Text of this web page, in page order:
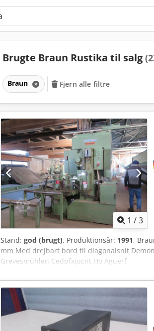
Brugte Braun Rustika til salg
Braun Fjern alle filtre
1 /3
Stand: god (brugt), Produktionsår: 1991,
mm Med drejbart bord til diagonalsnit
Grevesmühlen Cedpfxjucnt Ho Aguerf